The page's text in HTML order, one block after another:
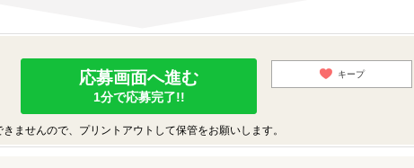
応募画面へ進む
1分で応募完了!!
キープ
ませんので、プリントアウトして保管をお願いします。